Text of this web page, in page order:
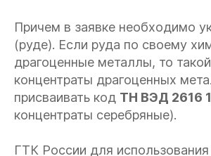
Причем в заявке необходимо
(руде). Если руда по своему
драгоценные металлы, то
концентраты драгоценных
присваивать код ТН ВЭД 2616
концентраты серебряные).
ГТК России для